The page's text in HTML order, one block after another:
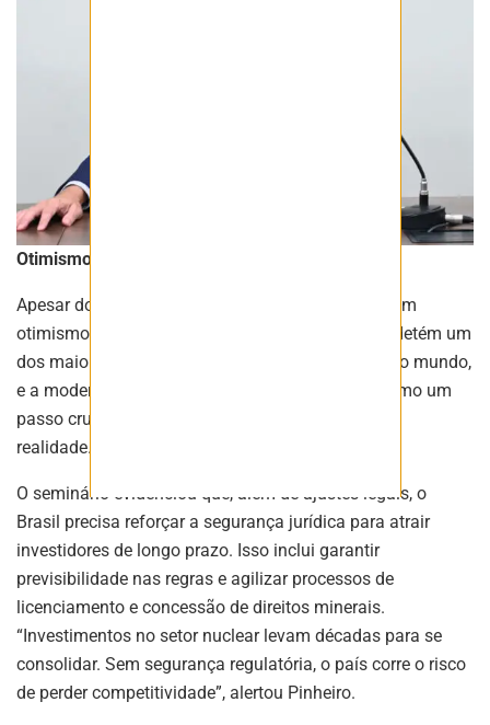
Otimismo com o Potencial Brasileiro
Apesar dos desafios, os debatedores demonstraram
otimismo em relação ao futuro do setor. O Brasil detém um
dos maiores potenciais de exploração de urânio no mundo,
e a modernização do marco regulatório é vista como um
passo crucial para transformar esse potencial em
realidade.
O seminário evidenciou que, além de ajustes legais, o
Brasil precisa reforçar a segurança jurídica para atrair
investidores de longo prazo. Isso inclui garantir
previsibilidade nas regras e agilizar processos de
licenciamento e concessão de direitos minerais.
“Investimentos no setor nuclear levam décadas para se
consolidar. Sem segurança regulatória, o país corre o risco
de perder competitividade”, alertou Pinheiro.